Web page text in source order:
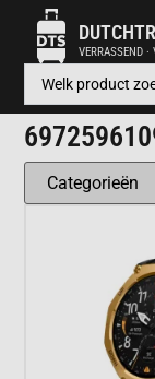
VERRASSEND ·